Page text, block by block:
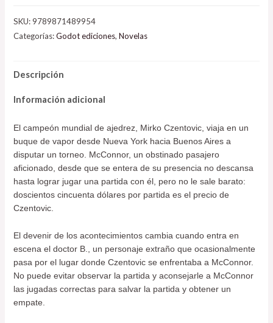
SKU:9789871489954
Categorías:Godot ediciones,Novelas
Descripción
Información adicional
El campeón mundial de ajedrez, Mirko Czentovic, viaja en un
buque de vapor desde Nueva York hacia Buenos Aires a
disputar un torneo. McConnor, un obstinado pasajero
aficionado, desde que se entera de su presencia no descansa
hasta lograr jugar una partida con él, pero no le sale barato:
doscientos cincuenta dólares por partida es el precio de
Czentovic.
El devenir de los acontecimientos cambia cuando entra en
escena el doctor B., un personaje extraño que ocasionalmente
pasa por el lugar donde Czentovic se enfrentaba a McConnor.
No puede evitar observar la partida y aconsejarle a McConnor
las jugadas correctas para salvar la partida y obtener un
empate.